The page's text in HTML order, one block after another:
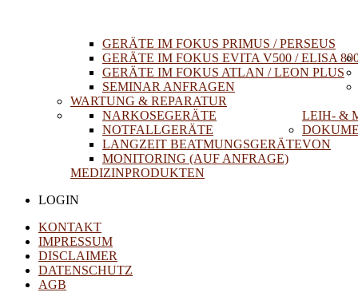
GERÄTE IM FOKUS PRIMUS / PERSEUS
GERÄTE IM FOKUS EVITA V500 / ELISA
GERÄTE IM FOKUS ATLAN / LEON PLUS
SEMINAR ANFRAGEN
WARTUNG & REPARATUR
LEIH- &
NARKOSEGERÄTE
NOTFALLGERÄTE
LANGZEIT BEATMUNGSGERÄTE
MONITORING (AUF ANFRAGE)
VON
MEDIZINPRODUKTEN
LOGIN
KONTAKT
IMPRESSUM
DISCLAIMER
DATENSCHUTZ
AGB